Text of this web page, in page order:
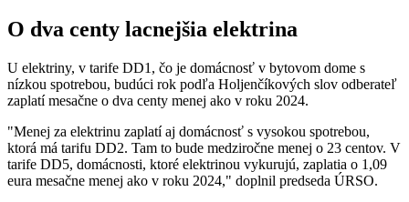
O dva centy lacnejšia elektrina
U elektriny, v tarife DD1, čo je domácnosť v bytovom dome s
nízkou spotrebou, budúci rok podľa Holjenčíkových slov odberateľ
zaplatí mesačne o dva centy menej ako v roku 2024.
"Menej za elektrinu zaplatí aj domácnosť s vysokou spotrebou,
ktorá má tarifu DD2. Tam to bude medziročne menej o 23 centov. V
tarife DD5, domácnosti, ktoré elektrinou vykurujú, zaplatia o 1,09
eura mesačne menej ako v roku 2024," doplnil predseda ÚRSO.